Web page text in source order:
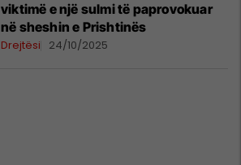
viktimë e një sulmi të paprovokuar
në sheshin e Prishtinës
Drejtësi 24/10/2025